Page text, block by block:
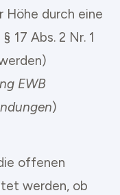
Höhe durch eine
17 Abs. 2 Nr. 1
EWB
)
offenen
werden, ob